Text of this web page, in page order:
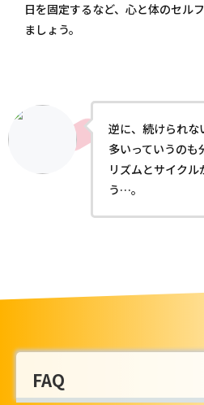
日を固定するなど、心と体のセル
ましょう。
逆に、続けられな
多いっていうのも
リズムとサイク
う…。
FAQ